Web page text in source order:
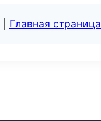
Главная страница